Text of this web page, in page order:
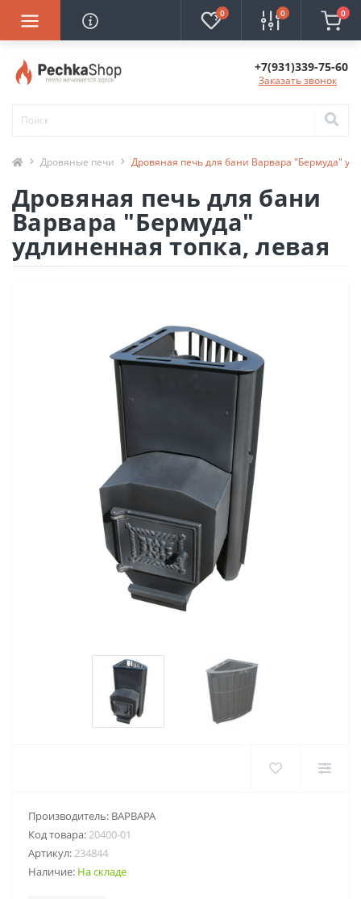
0 0 0
+7(931)339-75-60
Заказать звонок
Дровяные печи Дровяная печь для бани Варвара "Бермуда"
Дровяная печь для бани
Варвара "Бермуда"
удлиненная топка, левая
Производитель: ВАРВАРА
Код товара:20400-01
Артикул:234844
Наличие: На складе